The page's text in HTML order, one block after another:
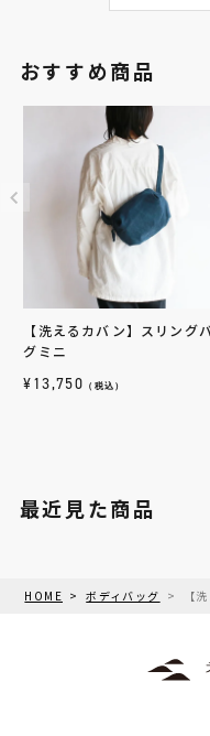
おすすめ商品
【洗えるカバン】スリング
グミニ
¥13,750 （税込）
最近見た商品
HOME ボディバッグ 【